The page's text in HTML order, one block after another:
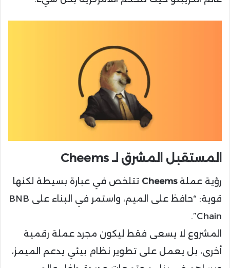
المستقبل المشرق لـ Cheems
رؤية عملةCheems تتلخص في عبارة بسيطة لكنها
قوية: “حافظ على الميم، واستمر في البناء على BNB
Chain”.
المشروع لا يسعى فقط ليكون مجرد عملة رقمية
أخرى، بل يعمل على تطوير نظام بيئي يدعم الميمز،